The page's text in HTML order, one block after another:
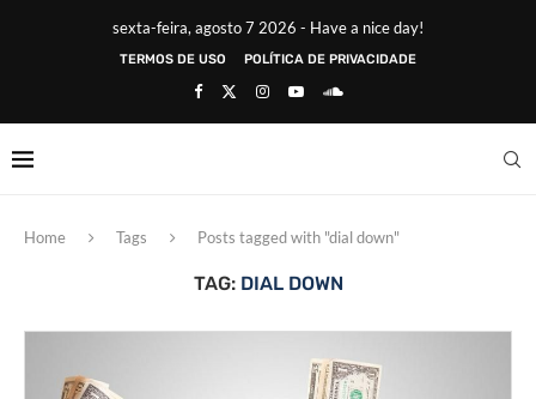
sexta-feira, agosto 7 2026 - Have a nice day!
TERMOS DE USO POLÍTICA DE PRIVACIDADE
Home Tags Posts tagged with "dial down"
TAG: DIAL DOWN